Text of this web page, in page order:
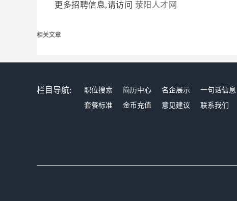
更多招聘信息,请访问 荥阳人才网
相关文章
栏目导航: 职位搜索 简历中心 名企展示 一句话信息
套餐标准
金币充值 意见建议 联系我们